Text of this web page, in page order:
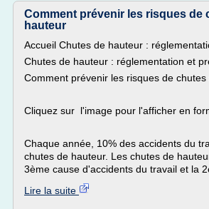
Comment prévenir les risques de
hauteur
Accueil Chutes de hauteur :
Chutes de hauteur : réglementation et
Comment prévenir les risques de
Cliquez sur l'image pour l'afficher en
Chaque année, 10% des accidents du
chutes de hauteur. Les chutes de
3ème cause d'accidents du travail et la
Lire la suite